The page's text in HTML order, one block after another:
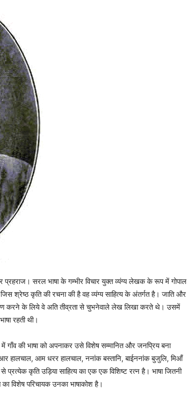
प्रहराज। सरल भाषा के गम्भीर विचार युक्त व्यंग्य लेखक के रूप में गोपाल
श्रेष्ठ कृति की रचना की है वह व्यंग्य साहित्य के अंतर्गत है। जाति और
करने के लिये वे अति तीव्रता से चुभनेवाले लेख लिखा करते थे। उसमें
रहती थी।
की भाषा को अपनाकर उसे विशेष सम्मानित और जनप्रिय बना
हालचाल, आम धरर हालचाल, ननांक बस्तानि, बाईननांक बुजुलि, मिआँ
कृति उड़िया साहित्य का एक एक विशिष्ट रत्न है। भाषा जितनी
विशेष परिचायक उनका भाषाकोश है।